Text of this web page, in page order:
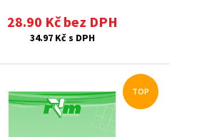
28.90 Kč bez DPH
34.97 Kč s DPH
TOP